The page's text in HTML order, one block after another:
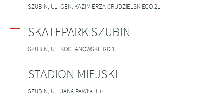
SZUBIN, UL. GEN. KAZIMIERZA GRUDZIELSKIEGO 21
SKATEPARK SZUBIN
SZUBIN, UL. KOCHANOWSKIEGO 1
STADION MIEJSKI
SZUBIN, UL. JANA PAWŁA II 14